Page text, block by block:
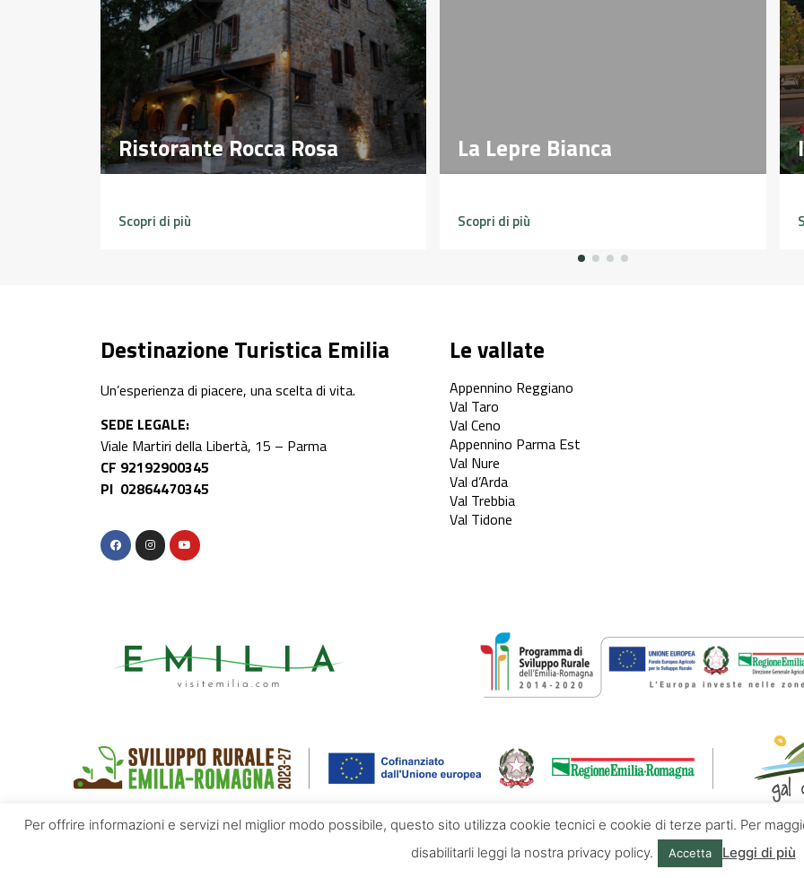
Ristorante Rocca Rosa
Ristorante Rocca Rosa
Scopri di più
La Lepre Bianca
La Lepre Bianca
Scopri di più
Destinazione Turistica Emilia
Un’esperienza di piacere, una scelta di vita.
SEDE LEGALE:
Viale Martiri della Libertà, 15 – Parma
CF 92192900345
PI 02864470345
Le vallate
Appennino Reggiano
Val Taro
Val Ceno
Appennino Parma Est
Val Nure
Val d’Arda
Val Trebbia
Val Tidone
Per offrire informazioni e servizi nel miglior modo possibile, questo sito utilizza cookie tecnici e cookie di terze parti. Per
disabilitarli leggi la nostra privacy policy.
Accetta Leggi di più